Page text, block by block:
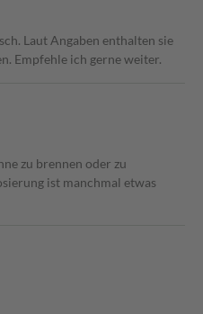
Laut Angaben enthalten sie
Empfehle ich gerne weiter.
zu brennen oder zu
ist manchmal etwas